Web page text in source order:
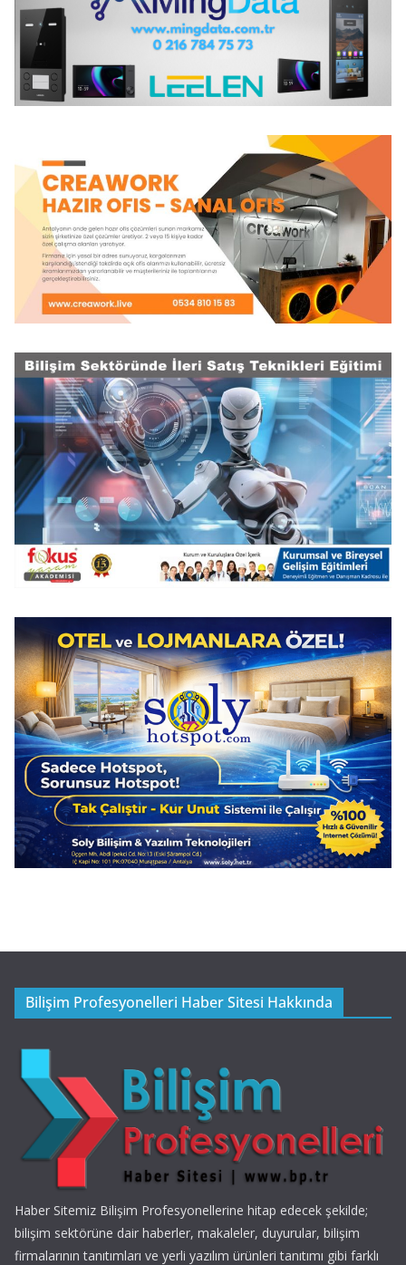
Bilişim Profesyonelleri Haber Sitesi Hakkında
Haber Sitemiz Bilişim Profesyonellerine hitap edecek şekilde;
bilişim sektörüne dair haberler, makaleler, duyurular, bilişim
firmalarının tanıtımları ve yerli yazılım ürünleri tanıtımı gibi farklı